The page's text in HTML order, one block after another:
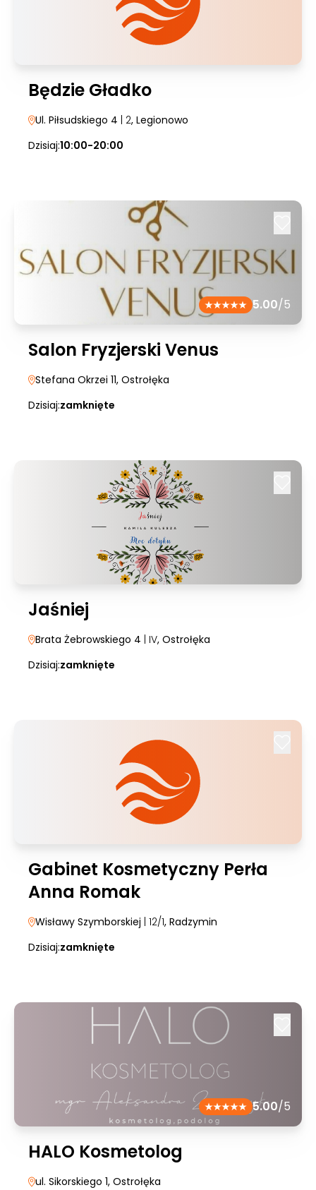
Będzie Gładko
Ul. Piłsudskiego 4 | 2, Legionowo
Dzisiaj:10:00-20:00
5.00/5
Salon Fryzjerski Venus
Stefana Okrzei 11, Ostrołęka
Dzisiaj:zamknięte
Jaśniej
Brata Żebrowskiego 4 | IV, Ostrołęka
Dzisiaj:zamknięte
Gabinet Kosmetyczny Perła
Anna Romak
Wisławy Szymborskiej | 12/1, Radzymin
Dzisiaj:zamknięte
5.00/5
HALO Kosmetolog
ul. Sikorskiego 1, Ostrołęka